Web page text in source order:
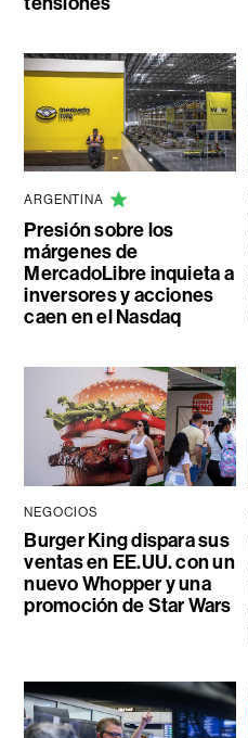
ARGENTINA
Presión sobre los
márgenes de
MercadoLibre inquieta a
inversores y acciones
caen en el Nasdaq
NEGOCIOS
Burger King dispara sus
ventas en EE.UU. con un
nuevo Whopper y una
promoción de Star Wars